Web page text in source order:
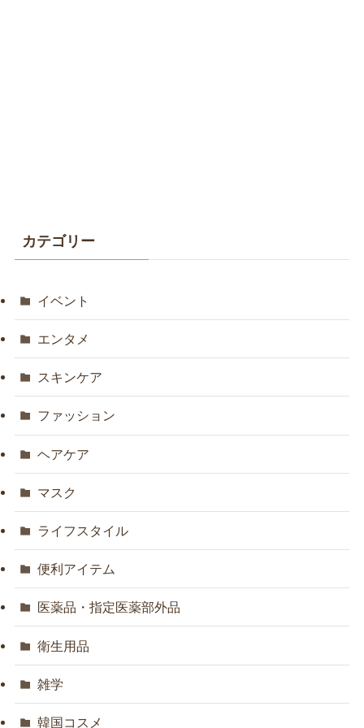
カテゴリー
イベント
エンタメ
スキンケア
ファッション
ヘアケア
マスク
ライフスタイル
便利アイテム
医薬品・指定医薬部外品
衛生用品
雑学
韓国コスメ